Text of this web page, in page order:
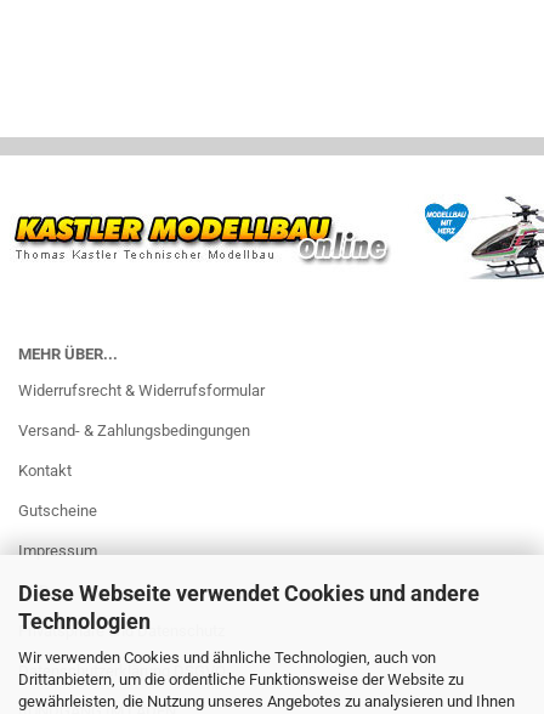
Diese Webseite verwendet Cookies und andere
Technologien
Wir verwenden Cookies und ähnliche Technologien, auch von
Drittanbietern, um die ordentliche Funktionsweise der Website zu
gewährleisten, die Nutzung unseres Angebotes zu analysieren und Ihnen
MEHR ÜBER...
Widerrufsrecht & Widerrufsformular
Versand- & Zahlungsbedingungen
Kontakt
Gutscheine
Impressum
AGB
Privatsphäre und Datenschutz
Datenschutzerklärung DSGVO